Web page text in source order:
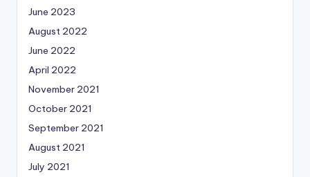
June 2023
August 2022
June 2022
April 2022
November 2021
October 2021
September 2021
August 2021
July 2021